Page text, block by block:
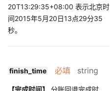
20T13:29:35+08:00 表示北京时
间2015年5月20日13点29分35
秒。
finish_time 必填 string
【完成时间】
分账回退完成时